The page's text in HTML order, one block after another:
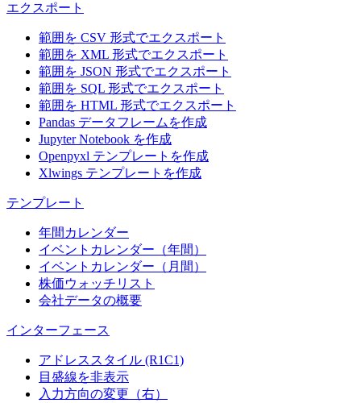
エクスポート
範囲を CSV 形式でエクスポート
範囲を XML 形式でエクスポート
範囲を JSON 形式でエクスポート
範囲を SQL 形式でエクスポート
範囲を HTML 形式でエクスポート
Pandas データフレームを作成
Jupyter Notebook を作成
Openpyxl テンプレートを作成
Xlwings テンプレートを作成
テンプレート
年間カレンダー
イベントカレンダー（年間）
イベントカレンダー（月間）
株価ウォッチリスト
会社データの概要
インターフェース
アドレススタイル (R1C1)
目盛線を非表示
入力方向の変更（右）